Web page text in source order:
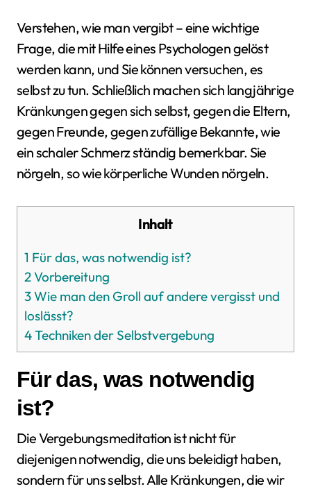
Verstehen, wie man vergibt – eine wichtige
Frage, die mit Hilfe eines Psychologen gelöst
werden kann, und Sie können versuchen, es
selbst zu tun. Schließlich machen sich langjährige
Kränkungen gegen sich selbst, gegen die Eltern,
gegen Freunde, gegen zufällige Bekannte, wie
ein schaler Schmerz ständig bemerkbar. Sie
nörgeln, so wie körperliche Wunden nörgeln.
Inhalt
1 Für das, was notwendig ist?
2Vorbereitung
3Wie man den Groll auf andere vergisst und
loslässt?
4Techniken der Selbstvergebung
Für das, was notwendig
ist?
Die Vergebungsmeditation ist nicht für
diejenigen notwendig, die uns beleidigt haben,
sondern für uns selbst. Alle Kränkungen, die wir